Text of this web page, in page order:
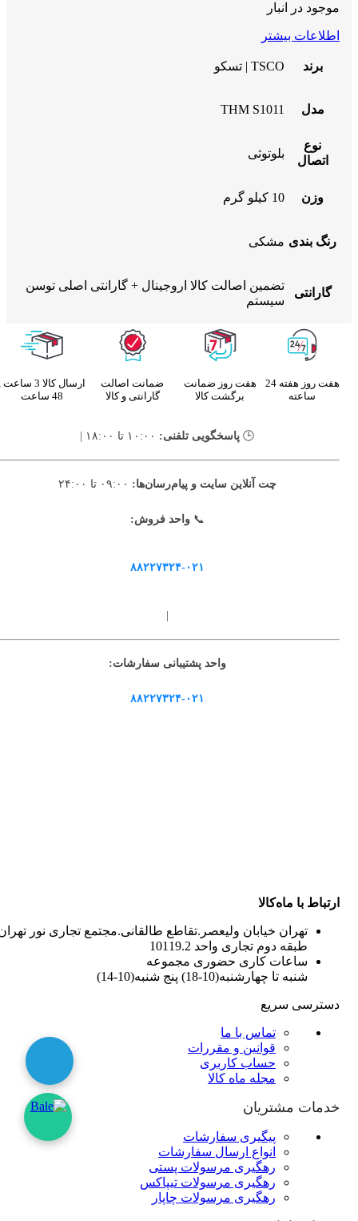
موجود در انبار
اطلاعات بیشتر
برند TSCO | تسکو
مدل THM S1011
نوع
اتصال
بلوتوثی
وزن 10 کیلو گرم
رنگ بندی مشکی
گارانتی
تضمین اصالت کالا اروجینال + گارانتی اصلی توسن
سیستم
هفت روز هفته 24
ساعته
هفت روز ضمانت
برگشت کالا
ضمانت اصالت
گارانتی و کالا
ارسال کالا 3
48 ساعت
🕒 پاسخگویی تلفنی:
چت آنلاین سایت و پیام‌رسان‌ها:
📞واحد فروش:
۸۸۲۲۷۳۲۴-۰۲۱
واحد پشتیبانی سفارشات:
۸۸۲۲۷۳۲۴-۰۲۱
ارتباط با ماه‌کالا
تهران خیابان ولیعصر.تقاطع طالقانی.مجتمع تجاری نور
طبقه دوم تجاری واحد 10119.2
ساعات کاری حضوری مجموعه
شنبه تا چهارشنبه(10-18) پنج شنبه(10-14)
دسترسی سریع
تماس با ما
قوانین و مقررات
حساب کاربری
مجله ماه کالا
خدمات مشتریان
پیگیری سفارشات
انواع ارسال سفارشات
رهگیری مرسولات پستی
رهگیری مرسولات تیپاکس
رهگیری مرسولات چاپار